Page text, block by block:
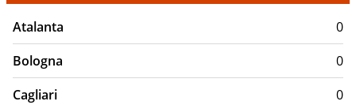
Atalanta
0
Bologna
0
Cagliari
0